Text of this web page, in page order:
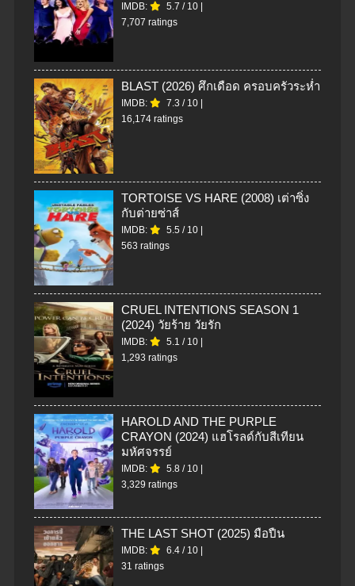
IMDB: 5.7 / 10
7,707 ratings
BLAST (2026) ศึกเดือด ครอบครัวระห่ำ
IMDB: 7.3 / 10
16,174 ratings
TORTOISE VS HARE (2008) เต่าซิ่ง
กับต่ายซ่าส์
IMDB: 5.5 / 10
563 ratings
CRUEL INTENTIONS SEASON 1
(2024) วัยร้าย วัยรัก
IMDB: 5.1 / 10
1,293 ratings
HAROLD AND THE PURPLE
CRAYON (2024) แฮโรลด์กับสีเทียน
มหัศจรรย์
IMDB: 5.8 / 10
3,329 ratings
THE LAST SHOT (2025) มือปืน
IMDB: 6.4 / 10
31 ratings